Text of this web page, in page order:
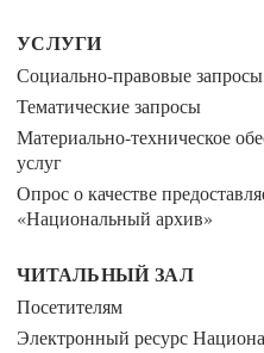
УСЛУГИ
Социально-правовые запросы
Тематические запросы
Материально-техническое
услуг
Опрос о качестве
«Национальный архив»
ЧИТАЛЬНЫЙ ЗАЛ
Посетителям
Электронный ресурс